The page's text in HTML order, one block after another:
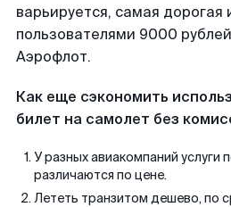
варьируется, самая дорогая
пользователями 9000
Аэрофлот.
Как еще сэкономить
билет на самолет без
У разных авиакомпаний услуги
различаются по цене.
Лететь транзитом дешево, по